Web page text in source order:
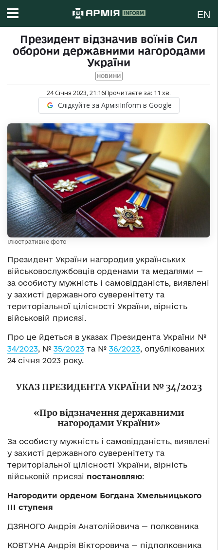
EN
Президент відзначив воїнів Сил
оборони державними нагородами
України
НОВИНИ
24 Січня 2023, 21:16Прочитаєте за: 11 хв.
Слідкуйте за АрміяInform в Google
Ілюстративне фото
Президент України нагородив українських
військовослужбовців орденами та медалями —
за особисту мужність і самовідданість, виявлені
у захисті державного суверенітету та
територіальної цілісності України, вірність
військовій присязі.
Про це йдеться в указах Президента України №
34/2023, № 35/2023 та № 36/2023, опублікованих
24 січня 2023 року.
УКАЗ ПРЕЗИДЕНТА УКРАЇНИ № 34/2023
«Про відзначення державними
нагородами України»
За особисту мужність і самовідданість, виявлені
у захисті державного суверенітету та
територіальної цілісності України, вірність
військовій присязі постановляю:
Нагородити орденом Богдана Хмельницького
ІІІ ступеня
ДЗЯНОГО Андрія Анатолійовича — полковника
КОВТУНА Андрія Вікторовича — підполковника